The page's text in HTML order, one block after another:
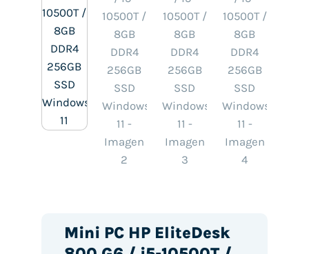
Mini PC HP EliteDesk